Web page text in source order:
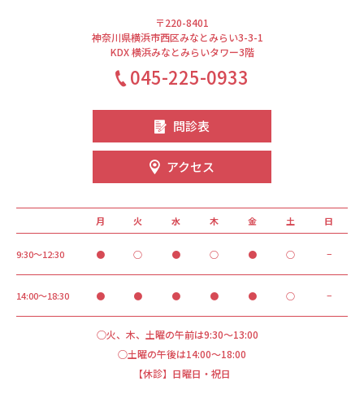
〒220-8401
神奈川県横浜市西区みなとみらい3-3-1
KDX 横浜みなとみらいタワー3階
045-225-0933
問診表
アクセス
月 火 水 木 金 土 日
9:30～12:30 ● ○ ● ○ ● ○ −
14:00～18:30 ● ● ● ● ● ○ −
○火、木、土曜の午前は9:30～13:00
○土曜の午後は14:00～18:00
【休診】日曜日・祝日